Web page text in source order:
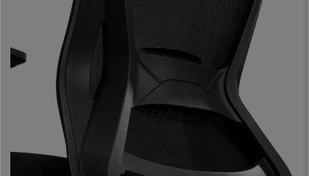
Stoffbezug sind Eigenschaften, die an einem guten Bürostuhl nicht fehlen
Die Armlehnen sind höhenverstellbar
und bieten eine zusätzliche
Stütze an langen Arbeitstagen. Ein weiteres wichtiges Element dieses
Sitzes ist die große Kopfstütze. Kopf und Nacken werden damit perfekt
gestützt und lästige Schmerzen und Ermüdungserscheinungen
vermieden. Dieser Stuhl ist sehr angenehm in der Anwendung und bietet
eine hohe Verschleißfestigkeit.
Zudem kommt dieses Modell mitWippmechanik
. Dabei kann die
Rückenlehne entweder frei wippen oder in einer festen Position arretiert